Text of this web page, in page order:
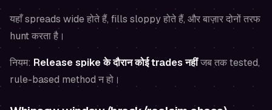
यहाँ spreads wide होते हैं, fills sloppy होते हैं, और बाज़ार दोनों तरफ
hunt करता है।
नियम: Release spike के दौरान कोई trades नहींजब तक tested,
rule-based method न हो।